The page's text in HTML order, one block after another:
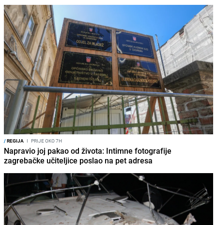
/REGIJA I PRIJE OKO 7H
Napravio joj pakao od života: Intimne fotografije
zagrebačke učiteljice poslao na pet adresa